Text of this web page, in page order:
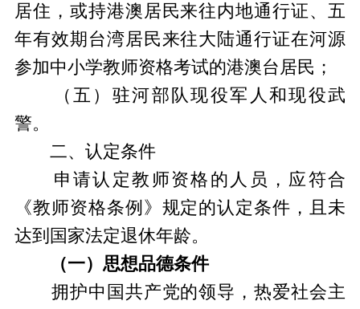
居住，或持港澳居民来往内地通行证、五
年有效期台湾居民来往大陆通行证在河源
参加中小学教师资格考试的港澳台居民；
（五）驻河部队现役军人和现役武
警。
二、认定条件
申请认定教师资格的人员，应符合
《教师资格条例》规定的认定条件，且未
达到国家法定退休年龄。
（一）思想品德条件
拥护中国共产党的领导，热爱社会主